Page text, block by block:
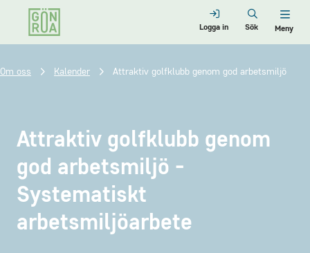
Logga in Sök Meny
Om oss Kalender Attraktiv golfklubb genom god arbetsmiljö
Attraktiv golfklubb genom
god arbetsmiljö -
Systematiskt
arbetsmiljöarbete